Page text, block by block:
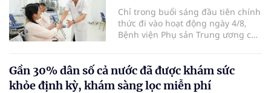
Chỉ trong buổi sáng đầu tiên chính
thức đi vào hoạt động ngày 4/8,
Bệnh viện Phụ sản Trung ương cơ
em bé đầu tiên chào đời.
Gần 30% dân số cả nước đã được khám sức
khỏe định kỳ, khám sàng lọc miễn phí